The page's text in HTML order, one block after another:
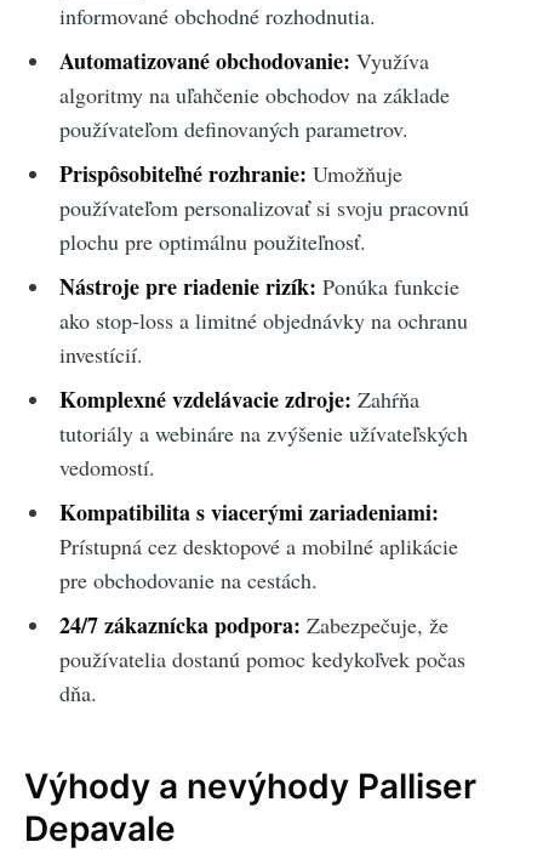
informované obchodné rozhodnutia.
Automatizované obchodovanie: Využíva
algoritmy na uľahčenie obchodov na základe
používateľom definovaných parametrov.
Prispôsobiteľné rozhranie: Umožňuje
používateľom personalizovať si svoju pracovnú
plochu pre optimálnu použiteľnosť.
Nástroje pre riadenie rizík: Ponúka funkcie
ako stop-loss a limitné objednávky na ochranu
investícií.
Komplexné vzdelávacie zdroje: Zahŕňa
tutoriály a webináre na zvýšenie užívateľských
vedomostí.
Kompatibilita s viacerými zariadeniami:
Prístupná cez desktopové a mobilné aplikácie
pre obchodovanie na cestách.
24/7 zákaznícka podpora: Zabezpečuje, že
používatelia dostanú pomoc kedykoľvek počas
dňa.
Výhody a nevýhody Palliser
Depavale